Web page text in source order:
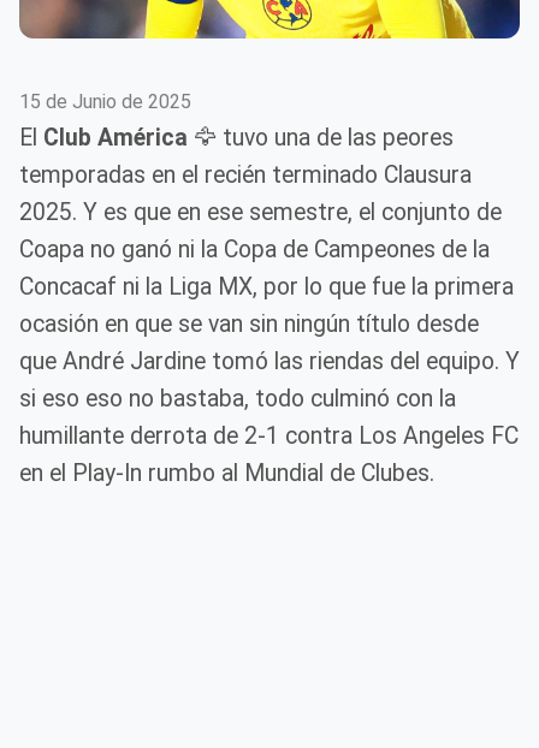
15 de Junio de 2025
El Club América 🦅 tuvo una de las peores
temporadas en el recién terminado Clausura
2025. Y es que en ese semestre, el conjunto de
Coapa no ganó ni la Copa de Campeones de la
Concacaf ni la Liga MX, por lo que fue la primera
ocasión en que se van sin ningún título desde
que André Jardine tomó las riendas del equipo. Y
si eso eso no bastaba, todo culminó con la
humillante derrota de 2-1 contra Los Angeles FC
en el Play-In rumbo al Mundial de Clubes.